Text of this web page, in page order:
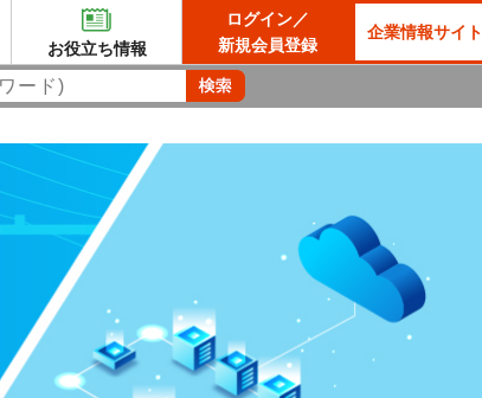
お役立ち情報
ログイン／
新規会員登録
企業情報サイト